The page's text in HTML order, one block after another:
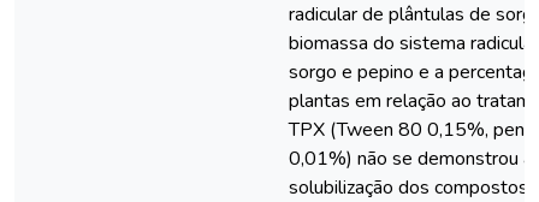
radicular de plântulas de
biomassa do sistema
sorgo e pepino e a
plantas em relação ao
TPX (Tween 80 0,15%,
0,01%) não se demonstrou
solubilização dos